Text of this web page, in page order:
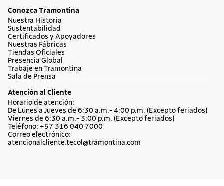
Conozca Tramontina
Nuestra Historia
Sustentabilidad
Certificados y Apoyadores
Nuestras Fábricas
Tiendas Oficiales
Presencia Global
Trabaje en Tramontina
Sala de Prensa
Atención al Cliente
Horario de atención:
De Lunes a Jueves de 6:30 a.m.- 4:00 p.m. (Excepto feriados)
Viernes de 6:30 a.m.- 3:00 p.m. (Excepto feriados)
Teléfono: +57 316 040 7000
Correo electrónico:
atencionalcliente.tecol@tramontina.com